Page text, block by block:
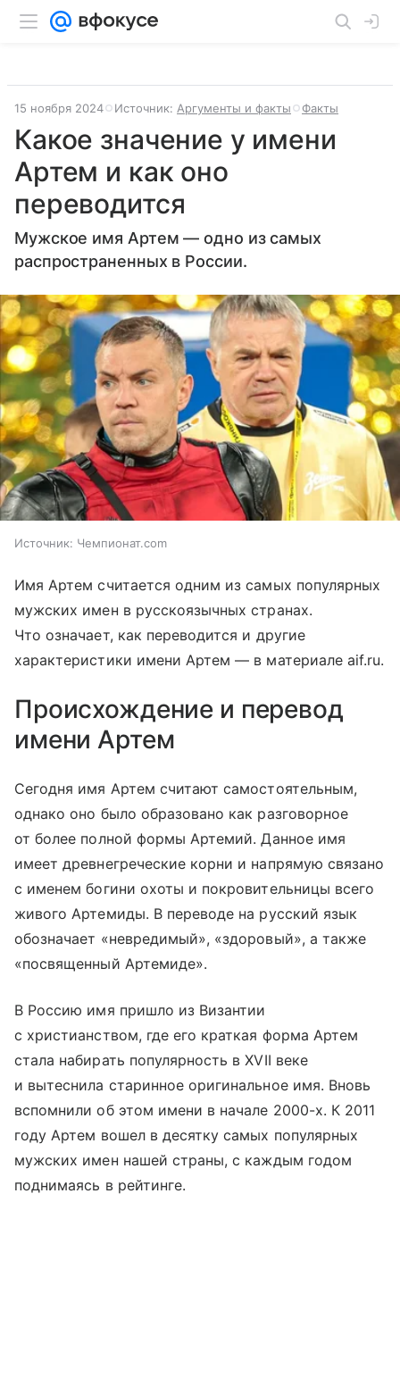
15 ноября 2024 Источник: Аргументы и факты Факты
Какое значение у имени
Артем и как оно
переводится
Мужское имя Артем — одно из самых
распространенных в России.
Источник: Чемпионат.com
Имя Артем считается одним из самых популярных
мужских имен в русскоязычных странах.
Что означает, как переводится и другие
характеристики имени Артем — в материале aif.ru.
Происхождение и перевод
имени Артем
Сегодня имя Артем считают самостоятельным,
однако оно было образовано как разговорное
от более полной формы Артемий. Данное имя
имеет древнегреческие корни и напрямую связано
с именем богини охоты и покровительницы всего
живого Артемиды. В переводе на русский язык
обозначает «невредимый», «здоровый», а также
«посвященный Артемиде».
В Россию имя пришло из Византии
с христианством, где его краткая форма Артем
стала набирать популярность в XVII веке
и вытеснила старинное оригинальное имя. Вновь
вспомнили об этом имени в начале 2000-х. К 2011
году Артем вошел в десятку самых популярных
мужских имен нашей страны, с каждым годом
поднимаясь в рейтинге.